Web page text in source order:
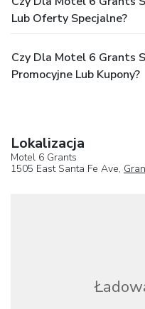
Lub Oferty Specjalne?
Czy Dla Motel 6 Grants
Promocyjne Lub Kupony?
Lokalizacja
Motel 6 Grants
1505 East Santa Fe Ave,